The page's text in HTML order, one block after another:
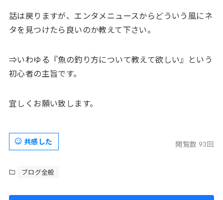
話は戻りますが、エンタメニュースからどういう風にネ
タを見つけたら良いのか教えて下さい。
⇒いわゆる『魚の釣り方について教えて欲しい』という
初心者の主旨です。
宜しくお願い致します。
閲覧数 93回
共感した
ブログ全般